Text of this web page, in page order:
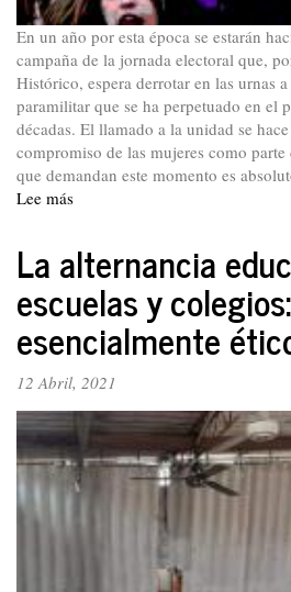
En un año por esta época se estarán
campaña de la jornada electoral que,
Histórico, espera derrotar en las urnas
paramilitar que se ha perpetuado en el
décadas. El llamado a la unidad se
compromiso de las mujeres como parte
que demandan este momento es
Lee más
y
decisiones
judiciales:
algunos
ejemplos
que
estructura
machista
y
La alternancia
escuelas y
esencialmente
12 Abril, 2021